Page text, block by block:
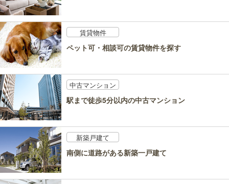
賃貸物件
ペット可・相談可の賃貸物件を探す
中古マンション
駅まで徒歩5分以内の中古マンション
新築戸建て
南側に道路がある新築一戸建て